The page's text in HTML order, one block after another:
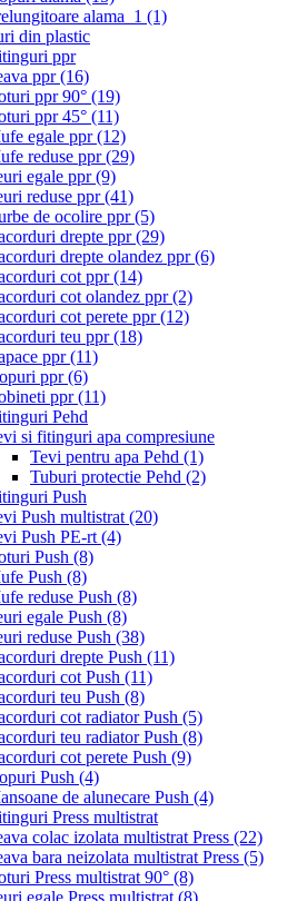
alama_1 (1)
din plastic
ppr
ppr(16)
ppr 90° (19)
ppr 45° (11)
egale ppr(12)
reduse ppr(29)
egale ppr(9)
reduse ppr(41)
de ocolire ppr(5)
drepte ppr(29)
drepte olandez ppr(6)
cot ppr(14)
cot olandez ppr(2)
cot perete ppr(12)
teu ppr(18)
ppr(11)
ppr(6)
ppr(11)
Pehd
si fitinguri apa compresiune
Tevi pentru apa Pehd (1)
Tuburi protectie Pehd (2)
Push
Push multistrat (20)
Push PE-rt (4)
Push (8)
Push (8)
reduse Push (8)
egale Push (8)
reduse Push (38)
drepte Push (11)
cot Push (11)
teu Push (8)
cot radiator Push (5)
teu radiator Push (8)
cot perete Push (9)
Push (4)
de alunecare Push (4)
Press multistrat
colac izolata multistrat Press (22)
bara neizolata multistrat Press (5)
Press multistrat 90° (8)
egale Press multistrat (8)